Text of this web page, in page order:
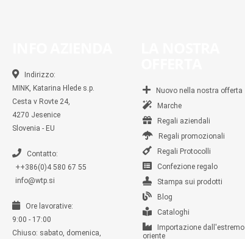
Indirizzo:
MINK, Katarina Hlede s.p.
Cesta v Rovte 24,
4270 Jesenice
Slovenia - EU
Contatto:
++386(0)4 580 67 55
info@wtp.si
Ore lavorative:
9:00 - 17:00
Chiuso: sabato, domenica,
Nuovo nella nostra offerta
Marche
Regali aziendali
Regali promozionali
Regali Protocolli
Confezione regalo
Stampa sui prodotti
Blog
Cataloghi
Importazione dall'estremo
oriente